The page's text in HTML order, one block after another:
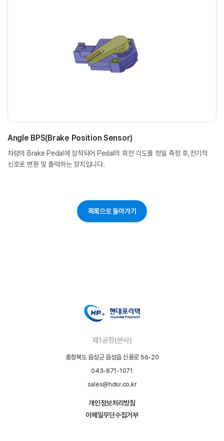
Angle BPS(Brake Position Sensor)
차량의 Brake Pedal에 장착되어 Pedal의 회전 각도를 정밀 측정 후,전기적
신호로 변환 및 출력하는 장치입니다.
목록으로 돌아가기
제1공장(본사)
충청북도 음성군 음성읍 신용로 56-20
043-871-1071
sales@hdsr.co.kr
개인정보처리방침
이메일무단수집거부